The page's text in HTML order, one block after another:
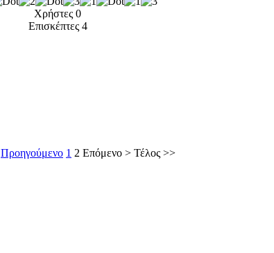
Χρήστες 0
Επισκέπτες 4
Προηγούμενο 1 2 Επόμενο > Τέλος >>